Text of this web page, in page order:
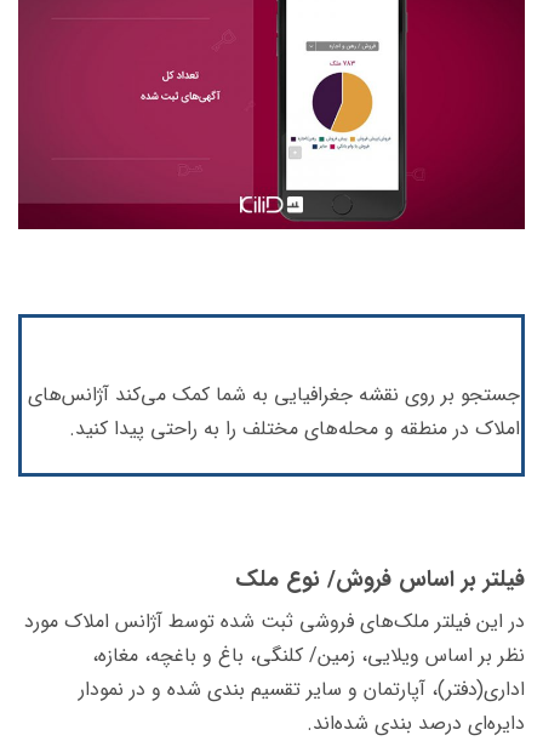
جستجو بر روی نقشه جغرافیایی به شما کمک می‌کند آژانس‌های
املاک در منطقه و محله‌های مختلف را به راحتی پیدا کنید.
فیلتر بر اساس فروش/ نوع ملک
در این فیلتر ملک‌های فروشی ثبت شده توسط آژانس املاک مورد
نظر بر اساس ویلایی، زمین/ کلنگی، باغ و باغچه، مغازه،
اداری(دفتر)، آپارتمان و سایر تقسیم بندی شده و در نمودار
دایره‌ای درصد بندی شده‌اند.